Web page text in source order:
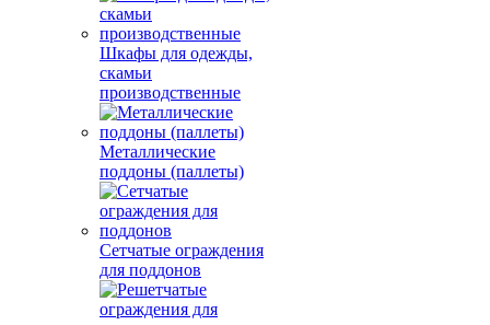
Шкафы для одежды,
скамьи
производственные
Металлические
поддоны (паллеты)
Сетчатые ограждения
для поддонов